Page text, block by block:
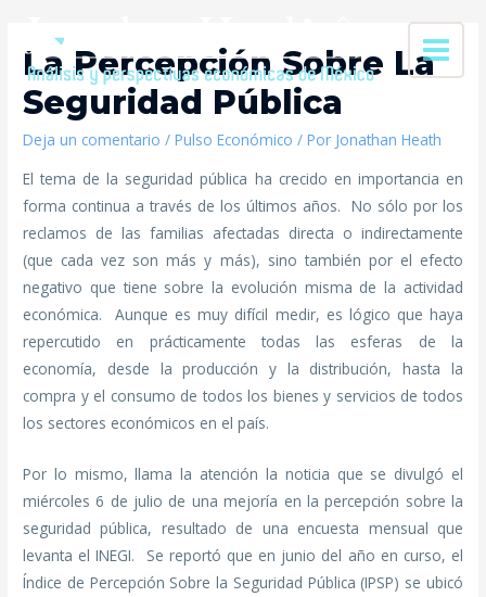
La Percepción Sobre La
Seguridad Pública
Deja un comentario /Pulso Económico / Por Jonathan Heath
El tema de la seguridad pública ha crecido en importancia en
forma continua a través de los últimos años. No sólo por los
reclamos de las familias afectadas directa o indirectamente
(que cada vez son más y más), sino también por el efecto
negativo que tiene sobre la evolución misma de la actividad
económica. Aunque es muy difícil medir, es lógico que haya
repercutido en prácticamente todas las esferas de la
economía, desde la producción y la distribución, hasta la
compra y el consumo de todos los bienes y servicios de todos
los sectores económicos en el país.
Por lo mismo, llama la atención la noticia que se divulgó el
miércoles 6 de julio de una mejoría en la percepción sobre la
seguridad pública, resultado de una encuesta mensual que
levanta el INEGI. Se reportó que en junio del año en curso, el
Índice de Percepción Sobre la Seguridad Pública (IPSP) se ubicó